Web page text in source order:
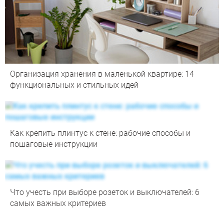
Организация хранения в маленькой квартире: 14
функциональных и стильных идей
Как крепить плинтус к стене: рабочие способы и
пошаговые инструкции
Что учесть при выборе розеток и выключателей: 6
самых важных критериев